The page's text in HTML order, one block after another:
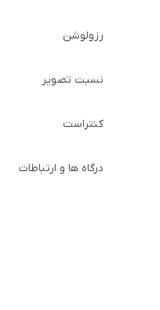
رزولوشن
نسبت تصویر
کنتراست
درگاه ها و ارتباطات